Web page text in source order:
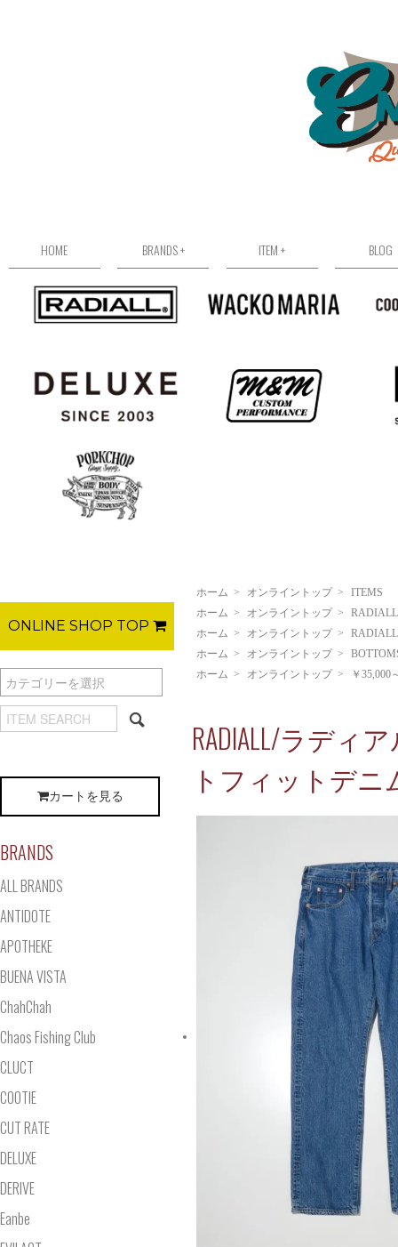
HOME BRANDS + ITEM + BLOG
ホーム > オンライントップ >
ITEMS
ホーム > オンライントップ >
RADIALL
ホーム > オンライントップ >
RADIALL
ホーム > オンライントップ >
ホーム > オンライントップ > ￥35,000
RADIALL/ラディア
トフィットデニ
ONLINE SHOP TOP
カートを見る
BRANDS
ALL BRANDS
ANTIDOTE
APOTHEKE
BUENA VISTA
ChahChah
Chaos Fishing Club
CLUCT
COOTIE
CUT RATE
DELUXE
DERIVE
Eanbe